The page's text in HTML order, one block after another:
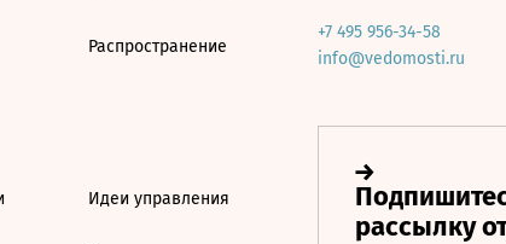
Распространение
Идеи управления
+7 495 956-34-58
info@vedomosti.ru